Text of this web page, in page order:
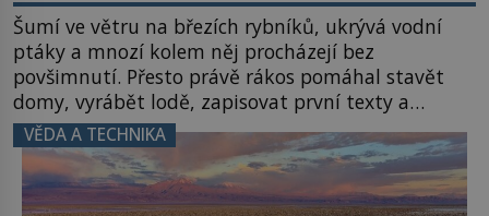
Šumí ve větru na březích rybníků, ukrývá vodní
ptáky a mnozí kolem něj procházejí bez
povšimnutí. Přesto právě rákos pomáhal stavět
domy, vyrábět lodě, zapisovat první texty a
inspiroval řadu pověstí. Tato skromná, ale
užitečná rostlina provází člověka už tisíce let.
Většina lidí vnímá rákos jen jako obyčejnou kulisu
letního koupání. Stačí se však podívat […]
VĚDA A TECHNIKA